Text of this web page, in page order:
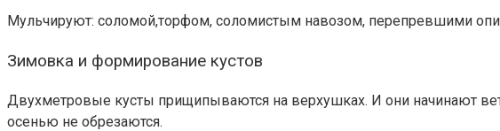
Мульчируют: соломой,торфом, соломистым навозом, перепревшими
Зимовка и формирование кустов
Двухметровые кусты прищипываются на верхушках. И они начинают
осенью не обрезаются.